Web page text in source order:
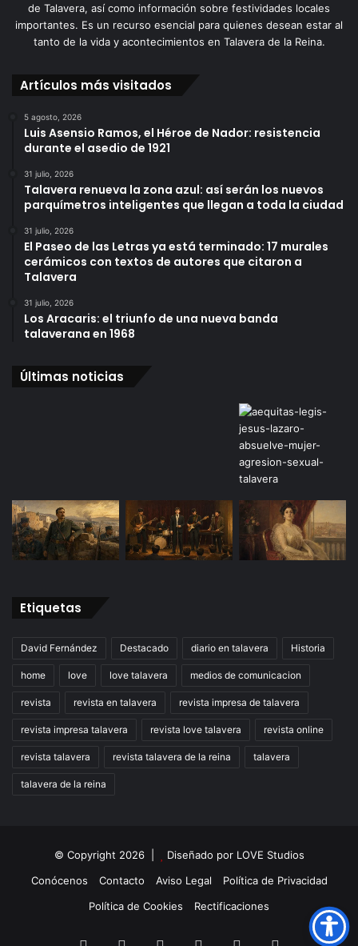
de Talavera, así como información sobre festividades locales
importantes. Es un recurso esencial para quienes desean estar al
tanto de la vida y acontecimientos en Talavera de la Reina.
Artículos más visitados
5 agosto, 2026
Luis Asensio Ramos, el Héroe de Nador: resistencia
durante el asedio de 1921
31 julio, 2026
Talavera renueva la zona azul: así serán los nuevos
parquímetros inteligentes que llegan a toda la ciudad
31 julio, 2026
El Paseo de las Letras ya está terminado: 17 murales
cerámicos con textos de autores que citaron a
Talavera
31 julio, 2026
Los Aracaris: el triunfo de una nueva banda
talaverana en 1968
Últimas noticias
Etiquetas
David Fernández Destacado diario en talavera Historia
home love love talavera medios de comunicacion
revista revista en talavera revista impresa de talavera
revista impresa talavera revista love talavera revista online
revista talavera revista talavera de la reina talavera
talavera de la reina
© Copyright 2026 | Diseñado por LOVE Studios
Conócenos
Contacto Aviso Legal
Política de Privacidad
Política de Cookies
Rectificaciones